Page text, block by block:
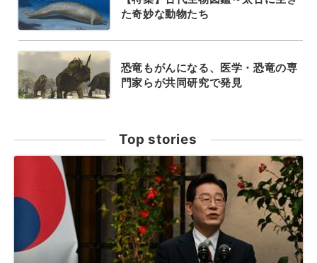
た奇妙な動物たち
恐竜もがんになる、医学・恐竜の専
門家らが共同研究で発見
Top stories